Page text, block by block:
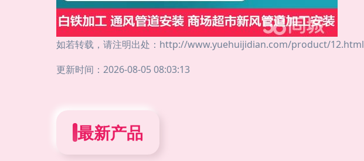
如若转载，请注明出处：http://www.yuehuijidian.com/product/12.html
更新时间：2026-08-05 08:03:13
最新产品